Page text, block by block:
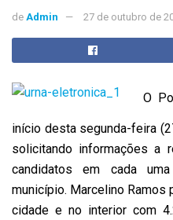
de Admin 27 de outubro de
O
início desta segunda-feira
solicitando informações a
candidatos em cada
município. Marcelino
cidade e no interior com